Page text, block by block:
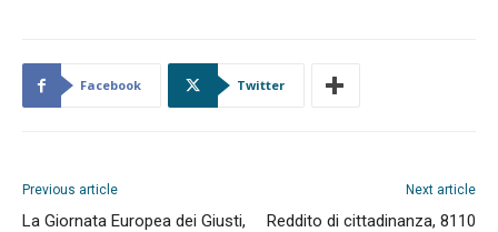
Facebook Twitter
Previous article
La Giornata Europea dei Giusti,
Next article
Reddito di cittadinanza, 8110